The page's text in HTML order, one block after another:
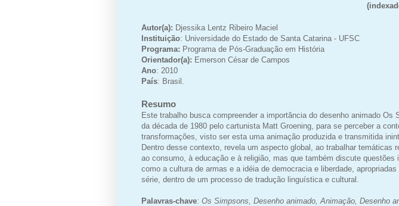
Autor(a): Djessika Lentz Ribeiro Maciel
Instituição: Universidade do Estado de Santa Catarina - UFSC
Programa: Programa de Pós-Graduação em História
Orientador(a): Emerson César de Campos
Ano: 2010
País: Brasil.
Resumo
Este trabalho busca compreender a importância do desenho animado Os
da década de 1980 pelo cartunista Matt Groening, para se perceber a
transformações, visto ser esta uma animação produzida e transmitida
Dentro desse contexto, revela um aspecto global, ao trabalhar temáticas
ao consumo, à educação e à religião, mas que também discute questões
como a cultura de armas e a idéia de democracia e liberdade,
série, dentro de um processo de tradução linguística e cultural
Palavras-chave: Os Simpsons, Desenho animado, Animação, Desenho